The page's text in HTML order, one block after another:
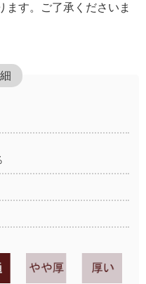
す。ご了承くださいま